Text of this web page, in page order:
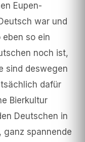
Eupen-
war und
so ein
noch ist,
sind deswegen
dafür
Bierkultur
Deutschen in
ganz spannende